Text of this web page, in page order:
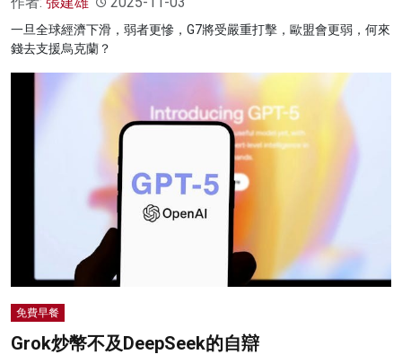
一旦全球經濟下滑，弱者更慘，G7將受嚴重打擊，歐盟會更弱，何來
錢去支援烏克蘭？
免費早餐
Grok炒幣不及DeepSeek的自辯